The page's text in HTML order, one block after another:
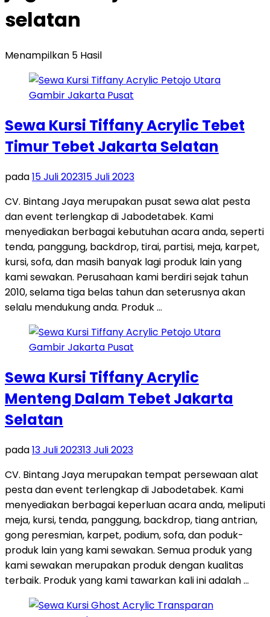
selatan
Menampilkan 5 Hasil
Sewa Kursi Tiffany Acrylic Tebet
Timur Tebet Jakarta Selatan
pada15 Juli 202315 Juli 2023
CV. Bintang Jaya merupakan pusat sewa alat pesta
dan event terlengkap di Jabodetabek. Kami
menyediakan berbagai kebutuhan acara anda, seperti
tenda, panggung, backdrop, tirai, partisi, meja, karpet,
kursi, sofa, dan masih banyak lagi produk lain yang
kami sewakan. Perusahaan kami berdiri sejak tahun
2010, selama tiga belas tahun dan seterusnya akan
selalu mendukung anda. Produk …
Sewa Kursi Tiffany Acrylic
Menteng Dalam Tebet Jakarta
Selatan
pada13 Juli 202313 Juli 2023
CV. Bintang Jaya merupakan tempat persewaan alat
pesta dan event terlengkap di Jabodetabek. Kami
menyediakan berbagai keperluan acara anda, meliputi
meja, kursi, tenda, panggung, backdrop, tiang antrian,
gong peresmian, karpet, podium, sofa, dan poduk-
produk lain yang kami sewakan. Semua produk yang
kami sewakan merupakan produk dengan kualitas
terbaik. Produk yang kami tawarkan kali ini adalah …